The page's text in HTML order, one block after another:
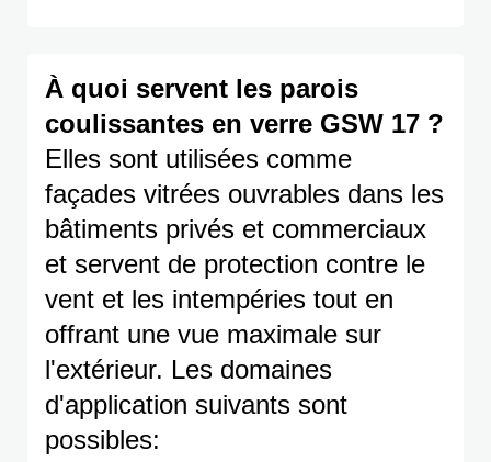
À quoi servent les parois
coulissantes en verre GSW 17 ?
Elles sont utilisées comme
façades vitrées ouvrables dans les
bâtiments privés et commerciaux
et servent de protection contre le
vent et les intempéries tout en
offrant une vue maximale sur
l'extérieur. Les domaines
d'application suivants sont
possibles: